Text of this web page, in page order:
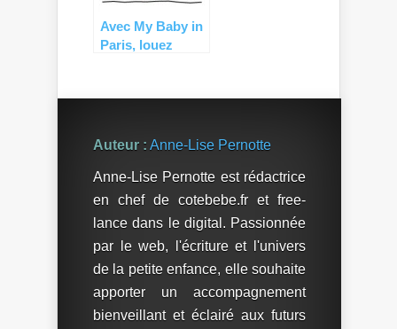
Avec My Baby in
Paris, louez
toute sérénité !
Auteur : Anne-Lise Pernotte
Anne-Lise Pernotte est rédactrice
en chef de cotebebe.fr et free-
lance dans le digital. Passionnée
par le web, l'écriture et l'univers
de la petite enfance, elle souhaite
apporter un accompagnement
bienveillant et éclairé aux futurs